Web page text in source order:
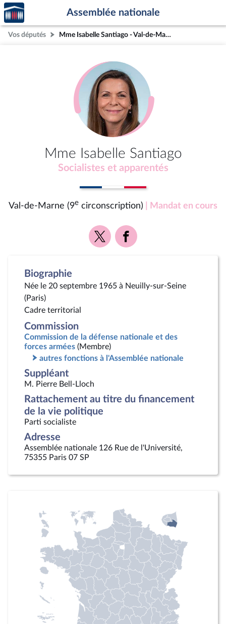
Aller au contenu
Aller en bas de la page
Accèder
à la
page
d'accueil
Assemblée nationale
Vos députés Mme Isabelle Santiago - Val-de-Marne (9e circonscription)
Mme Isabelle Santiago
Socialistes et apparentés
Val-de-Marne (9e circonscription) | Mandat en cours
Voir
la
Voir
la
Biographie
Née le 20 septembre 1965 à Neuilly-sur-Seine
(Paris)
Cadre territorial
Commission
Commission de la défense nationale et des
forces armées (Membre)
autres fonctions à l'Assemblée nationale
Suppléant
M. Pierre Bell-Lloch
Rattachement au titre du financement
de la vie politique
Parti socialiste
Adresse
Assemblée nationale 126 Rue de l'Université,
75355 Paris 07 SP